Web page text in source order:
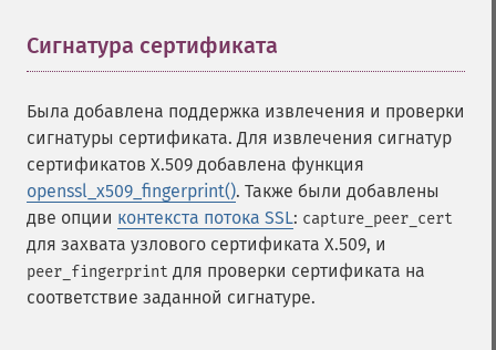
Сигнатура сертификата
Была добавлена поддержка извлечения и проверки
сигнатуры сертификата. Для извлечения сигнатур
сертификатов X.509 добавлена функция
openssl_x509_fingerprint(). Также были добавлены
две опции контекста потока SSL: capture_peer_cert
для захвата узлового сертификата X.509, и
peer_fingerprint для проверки сертификата на
соответствие заданной сигнатуре.